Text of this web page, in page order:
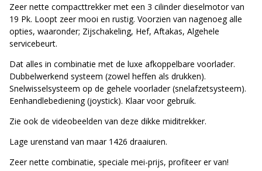
Zeer nette compacttrekker met een 3 cilinder dieselmotor van
19 Pk. Loopt zeer mooi en rustig. Voorzien van nagenoeg alle
opties, waaronder; Zijschakeling, Hef, Aftakas, Algehele
servicebeurt.
Dat alles in combinatie met de luxe afkoppelbare voorlader.
Dubbelwerkend systeem (zowel heffen als drukken).
Snelwisselsysteem op de gehele voorlader (snelafzetsysteem).
Eenhandlebediening (joystick). Klaar voor gebruik.
Zie ook de videobeelden van deze dikke miditrekker.
Lage urenstand van maar 1426 draaiuren.
Zeer nette combinatie, speciale mei-prijs, profiteer er van!